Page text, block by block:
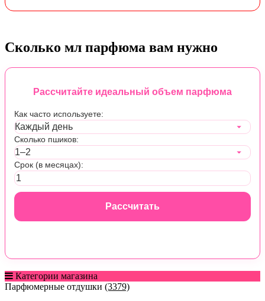
Сколько мл парфюма вам нужно
Рассчитайте идеальный объем парфюма
Как часто используете:
Сколько пшиков:
Срок (в месяцах):
Рассчитать
Категории магазина
Парфюмерные отдушки (3379)